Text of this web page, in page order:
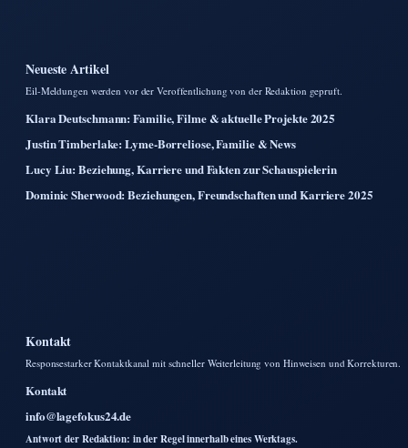
Neueste Artikel
Eil-Meldungen werden vor der Veroffentlichung von der Redaktion gepruft.
Klara Deutschmann: Familie, Filme & aktuelle Projekte 2025
Justin Timberlake: Lyme-Borreliose, Familie & News
Lucy Liu: Beziehung, Karriere und Fakten zur Schauspielerin
Dominic Sherwood: Beziehungen, Freundschaften und Karriere 2025
Kontakt
Responsestarker Kontaktkanal mit schneller Weiterleitung von Hinweisen und Korrekturen.
Kontakt
info@lagefokus24.de
Antwort der Redaktion: in der Regel innerhalb eines Werktags.